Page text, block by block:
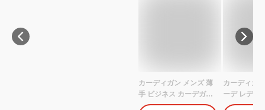
カーディガン メンズ 薄
手 ビジネス カーデガン
ニット カシミアタッチ
カーディガ
ーデ レディ
冬服 vネッ